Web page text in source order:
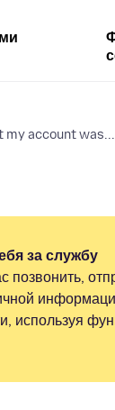
my account was...
за службу
позвонить,
используя